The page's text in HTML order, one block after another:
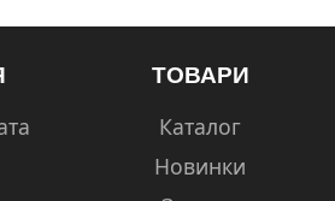
ТОВАРИ
Каталог
Новинки